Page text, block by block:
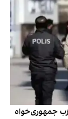
جمهوری‌خواه